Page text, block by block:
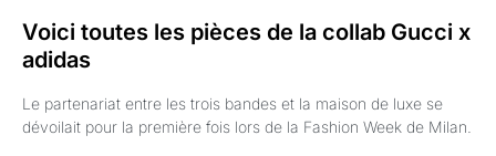
Voici toutes les pièces de la collab Gucci x
adidas
Le partenariat entre les trois bandes et la maison de luxe se
dévoilait pour la première fois lors de la Fashion Week de Milan.